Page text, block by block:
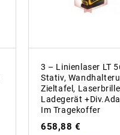
3 – Linienlaser LT
Stativ,
Zieltafel,
Ladegerät
Im Tragekoffer
658,88€